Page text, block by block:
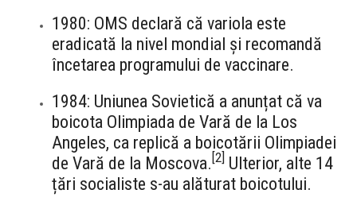
1980: OMS declară că variola este
eradicată la nivel mondial și recomandă
încetarea programului de vaccinare.
1984: Uniunea Sovietică a anunțat că va
boicota Olimpiada de Vară de la Los
Angeles, ca replică a boicotării Olimpiadei
de Vară de la Moscova. 2 Ulterior, alte 14
țări socialiste s-au alăturat boicotului.